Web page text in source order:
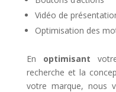
Vidéo de
Optimisation des
En optimisant
recherche et la
votre marque, nous